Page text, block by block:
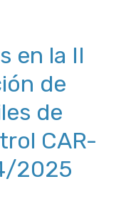
en la II
de
de
CAR-
2025